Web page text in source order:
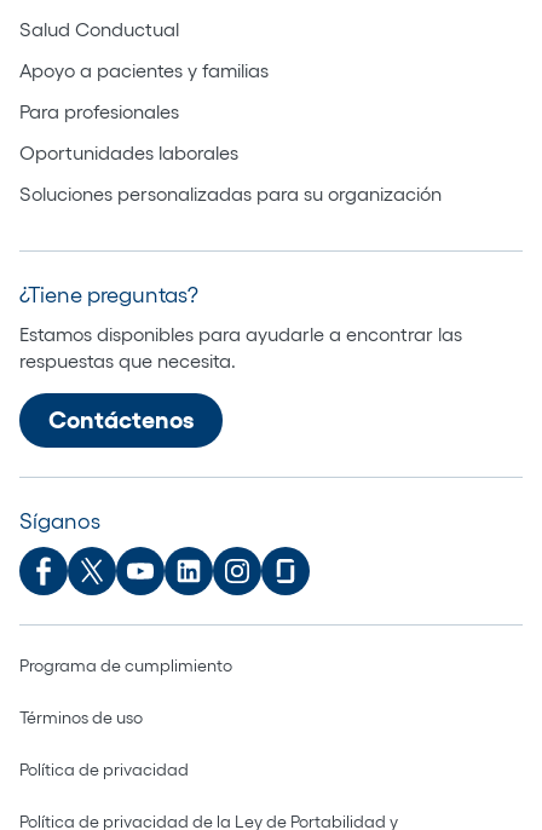
Salud Conductual
Apoyo a pacientes y familias
Para profesionales
Oportunidades laborales
Soluciones personalizadas para su organización
¿Tiene preguntas?
Estamos disponibles para ayudarle a encontrar las
respuestas que necesita.
Contáctenos
Síganos
Programa de cumplimiento
Términos de uso
Política de privacidad
Política de privacidad de la Ley de Portabilidad y